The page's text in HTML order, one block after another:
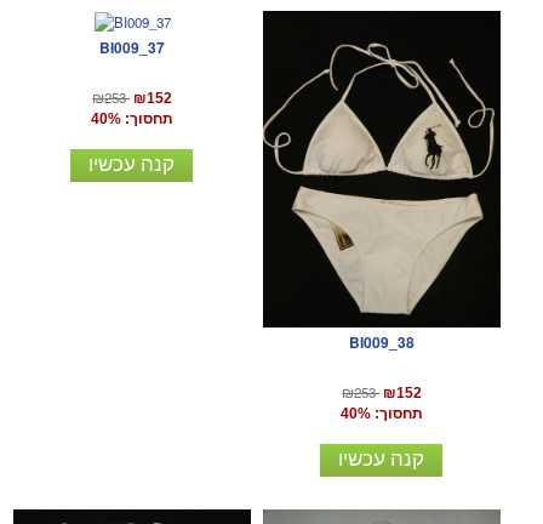
BI009_37
₪253 ₪152
תחסוך: 40%
קנה עכשיו
BI009_38
₪253 ₪152
תחסוך: 40%
קנה עכשיו